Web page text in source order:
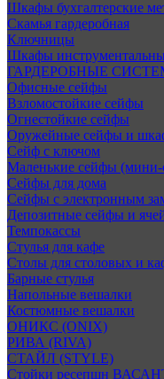
Шкафы бухгалтерские
Скамья гардеробная
Ключницы
Шкафы
ГАРДЕРОБНЫЕ
Офисные сейфы
Взломостойкие сейфы
Огнестойкие сейфы
Оружейные сейфы и
Сейф с ключом
Маленькие сейфы
Сейфы для дома
Сейфы с электронным
Депозитные сейфы и
Темпокассы
Стулья для кафе
Столы для столовых и
Барные стулья
Напольные вешалки
Костюмные вешалки
ОНИКС (ONIX)
РИВА (RIVA)
СТАЙЛ (STYLE)
Стойки ресепшн